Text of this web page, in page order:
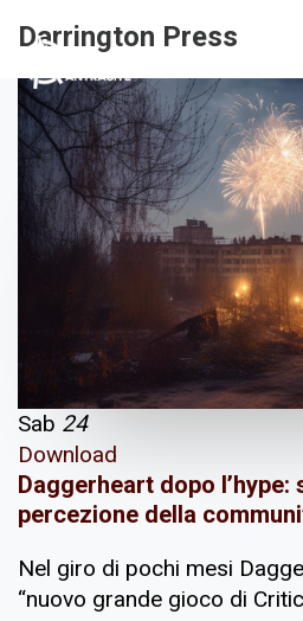
Darrington Press
Sab 24
Download
Daggerheart dopo l’hype:
percezione della
Nel giro di pochi mesi
“nuovo grande gioco di